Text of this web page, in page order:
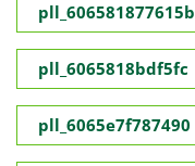
pll_606581877615b
pll_6065818bdf5fc
pll_6065e7f787490